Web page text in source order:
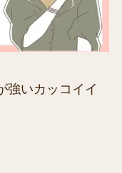
強いカッコイイ